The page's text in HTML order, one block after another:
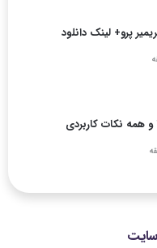
و همه نکات کاربردی